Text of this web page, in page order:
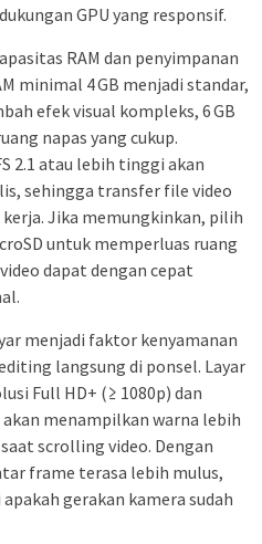
GPU yang responsif.
RAM dan penyimpanan
minimal 4 GB menjadi standar,
efek visual kompleks, 6 GB
napas yang cukup.
2.1 atau lebih tinggi akan
sehingga transfer file video
Jika memungkinkan, pilih
untuk memperluas ruang
dapat dengan cepat
menjadi faktor kenyamanan
langsung di ponsel. Layar
Full HD+ (≥ 1080p) dan
akan menampilkan warna lebih
scrolling video. Dengan
frame terasa lebih mulus,
gerakan kamera sudah